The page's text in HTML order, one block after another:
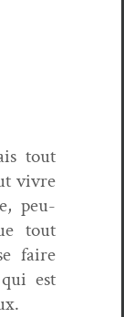
tout
vivre
peu­
tout
faire
est